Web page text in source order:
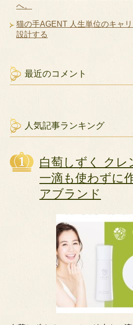
へ。
猫の手AGENT 人生単位のキャ
設計する
最近のコメント
人気記事ランキング
白萄しずく クレ
一滴も使わずに
アブランド